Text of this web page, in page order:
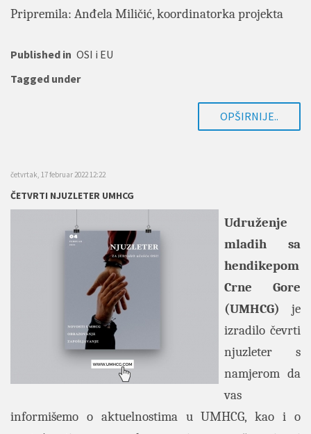
Pripremila: Anđela Miličić, koordinatorka projekta
Published in OSI i EU
Tagged under
OPŠIRNIJE..
četvrtak, 17 februar 2022 12:22
ČETVRTI NJUZLETER UMHCG
Udruženje
mladih sa
hendikepom
Crne Gore
(UMHCG) je
izradilo čevrti
njuzleter s
namjerom da
vas
informišemo o aktuelnostima u UMHCG, kao i o